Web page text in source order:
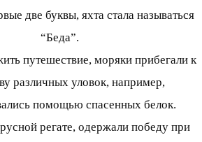
две буквы, яхта стала называться
“Беда”.
путешествие, моряки прибегали к
различных уловок, например,
помощью спасенных белок.
регате, одержали победу при